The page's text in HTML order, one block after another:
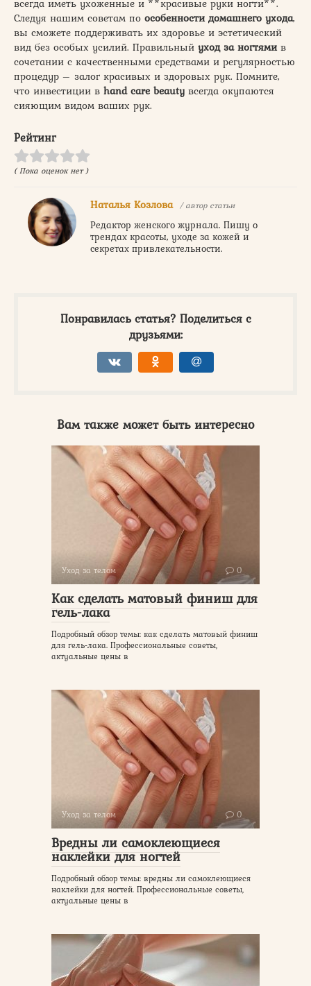
всегда иметь ухоженные и **красивые руки ногти**.
Следуя нашим советам по особенности домашнего ухода,
вы сможете поддерживать их здоровье и эстетический
вид без особых усилий. Правильный уход за ногтямив
сочетании с качественными средствами и регулярностью
процедур – залог красивых и здоровых рук. Помните,
что инвестиции в hand care beauty всегда окупаются
сияющим видом ваших рук.
Рейтинг
( Пока оценок нет )
Наталья Козлова / автор статьи
Редактор женского журнала. Пишу о
трендах красоты, уходе за кожей и
секретах привлекательности.
Понравилась статья? Поделиться с
друзьями:
Вам также может быть интересно
Уход за телом 0
Как сделать матовый финиш для
гель-лака
Подробный обзор темы: как сделать матовый финиш
для гель-лака. Профессиональные советы,
актуальные цены в
Уход за телом 0
Вредны ли самоклеющиеся
наклейки для ногтей
Подробный обзор темы: вредны ли самоклеющиеся
наклейки для ногтей. Профессиональные советы,
актуальные цены в